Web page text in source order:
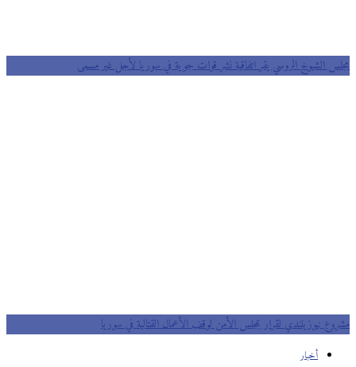
مجلس الشيوخ الروسي يقر اتفاقية نشر قوات جوية في سوريا لأجل غير مسمى
مشروع نيوزيلندي لقرار بمجلس الأمن لوقف الأعمال القتالية في سوريا
أخبار